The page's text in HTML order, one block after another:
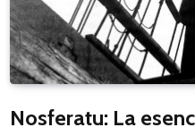
Nosferatu: La